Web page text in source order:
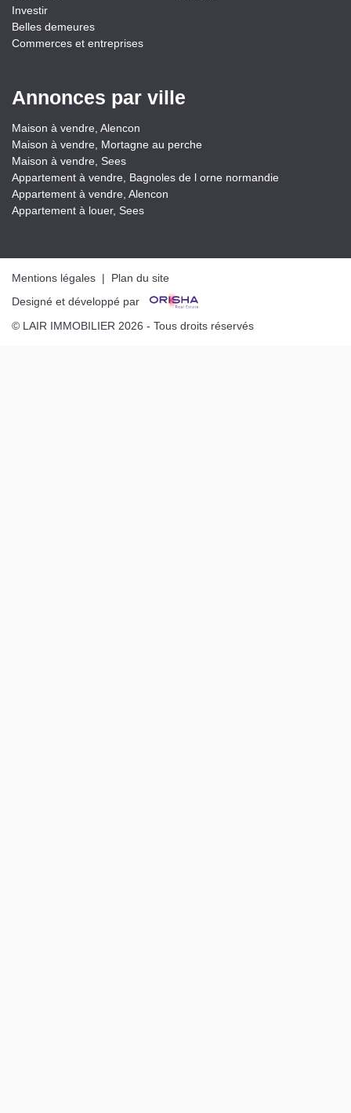
Investir
Belles demeures
Commerces et entreprises
Annonces par ville
Maison à vendre, Alencon
Maison à vendre, Mortagne au perche
Maison à vendre, Sees
Appartement à vendre, Bagnoles de l orne normandie
Appartement à vendre, Alencon
Appartement à louer, Sees
Mentions légales | Plan du site
Designé et développé par
© LAIR IMMOBILIER 2026 - Tous droits réservés